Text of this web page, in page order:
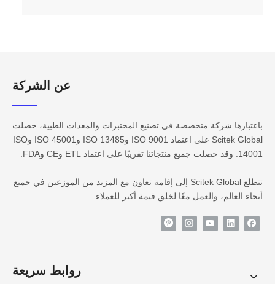
عن الشركة​​​​​​
باعتبارها شركة متخصصة في تصنيع المختبرات والمعدات الطبية، حصلت
Scitek Global على اعتماد ISO 9001 وISO 13485 وISO 45001 وISO
14001. وقد حصلت جميع منتجاتنا تقريبًا على اعتماد ETL وCE وFDA.
تتطلع Scitek Global إلى إقامة تعاون مع المزيد من الموزعين في جميع
أنحاء العالم، والعمل معًا لخلق قيمة أكبر للعملاء.
روابط سريعة